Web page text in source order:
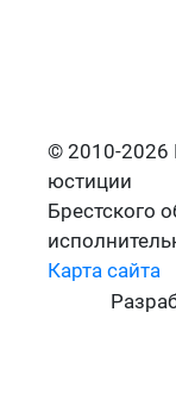
© 2010-2026
юстиции
Брестского
Карта сайта